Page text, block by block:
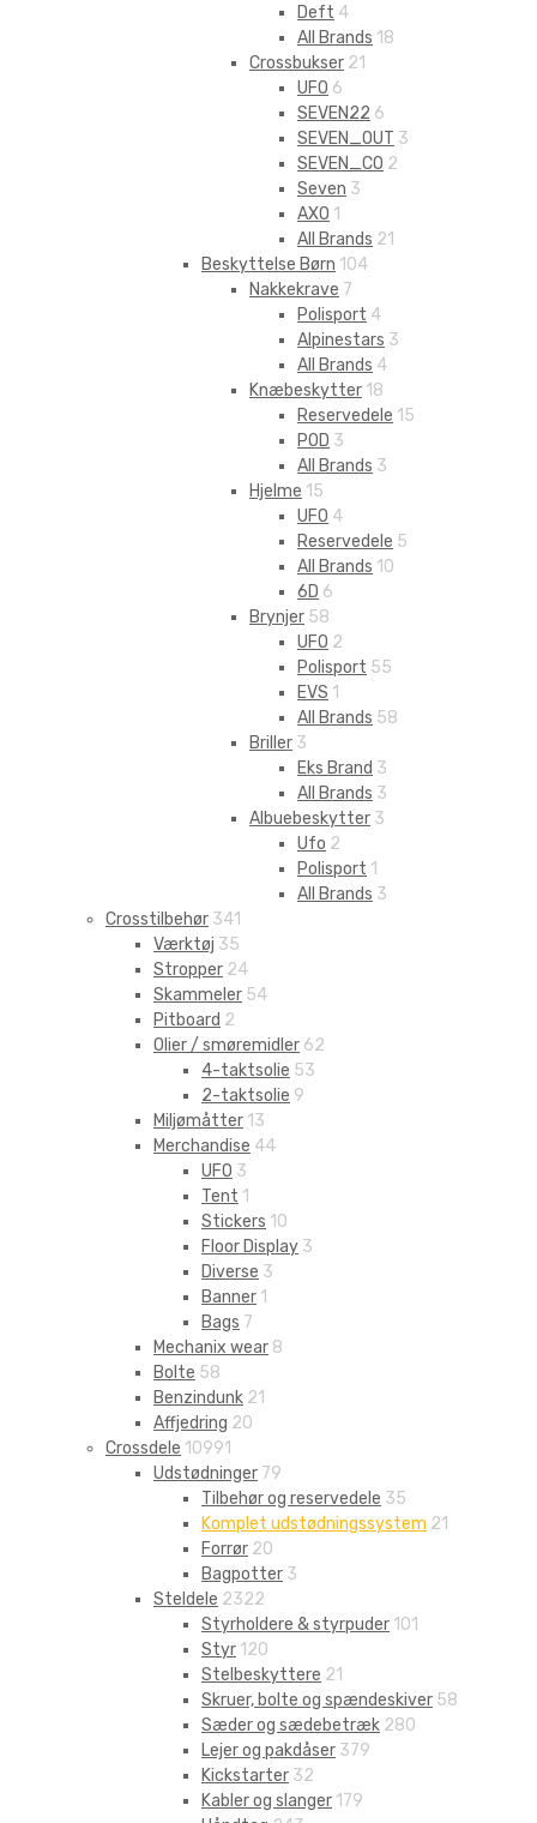
Deft 4
All Brands 18
Crossbukser 21
UFO 6
SEVEN22 6
SEVEN_OUT 3
SEVEN_CO 2
Seven 3
AXO 1
All Brands 21
Beskyttelse Børn 104
Nakkekrave 7
Polisport 4
Alpinestars 3
All Brands 4
Knæbeskytter 18
Reservedele 15
POD 3
All Brands 3
Hjelme 15
UFO 4
Reservedele 5
All Brands 10
6D 6
Brynjer 58
UFO 2
Polisport 55
EVS 1
All Brands 58
Briller 3
Eks Brand 3
All Brands 3
Albuebeskytter 3
Ufo 2
Polisport 1
All Brands 3
Crosstilbehør 341
Værktøj 35
Stropper 24
Skammeler 54
Pitboard 2
Olier / smøremidler 62
4-taktsolie 53
2-taktsolie 9
Miljømåtter 13
Merchandise 44
UFO 3
Tent 1
Stickers 10
Floor Display 3
Diverse 3
Banner 1
Bags 7
Mechanix wear 8
Bolte 58
Benzindunk 21
Affjedring 20
Crossdele 10991
Udstødninger 79
Tilbehør og reservedele 35
Komplet udstødningssystem 21
Forrør 20
Bagpotter 3
Steldele 2322
Styrholdere & styrpuder 101
Styr 120
Stelbeskyttere 21
Skruer, bolte og spændeskiver 58
Sæder og sædebetræk 280
Lejer og pakdåser 379
Kickstarter 32
Kabler og slanger 179